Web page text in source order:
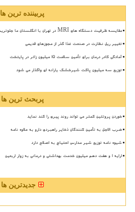
پربیننده ترین ها
مقایسه ظرفیت دستگاه های MRI در تهران با انگلستان ما جلوتریم!
تغییر ریل نظارت در صنعت غذا گذر از مجوزهای قدیمی
آمادگی کادر درمان برای تأمین سلامت 15 میلیون زائر در پایتخت
توزیع سه میلیون پاکت شیرخشک یارانه ای واگذار می شود
پربحث ترین ها
خوردن پروتئین کمتر می تواند روند پیری را کند نماید
ضرب الاجل به تأمین کنندگان ذخایر راهبردی دارو به علاوه نامه
شیوه نامه توزیع شیر مدارس احتیاج به اصلاح دارد
ارایه ۱ و هفت دهم میلیون خدمت بهداشتی و درمانی به زوار اربعین
جدیدترین ها